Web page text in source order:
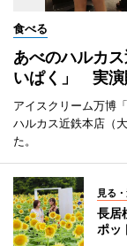
食べる
あべのハルカ
いぱく」 実演
アイスクリーム万博
ハルカス近鉄本店（
た。
見る
長居
ポッ